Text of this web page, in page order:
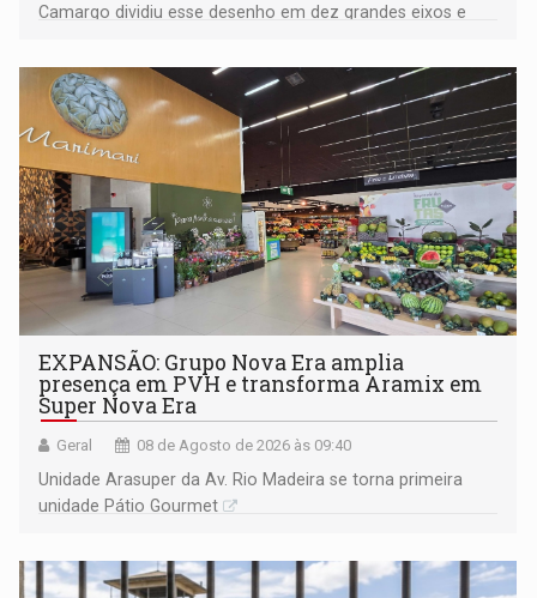
Camargo dividiu esse desenho em dez grandes eixos e
EXPANSÃO: Grupo Nova Era amplia
presença em PVH e transforma Aramix em
Super Nova Era
Geral 08 de Agosto de 2026 às 09:40
Unidade Arasuper da Av. Rio Madeira se torna primeira
unidade Pátio Gourmet